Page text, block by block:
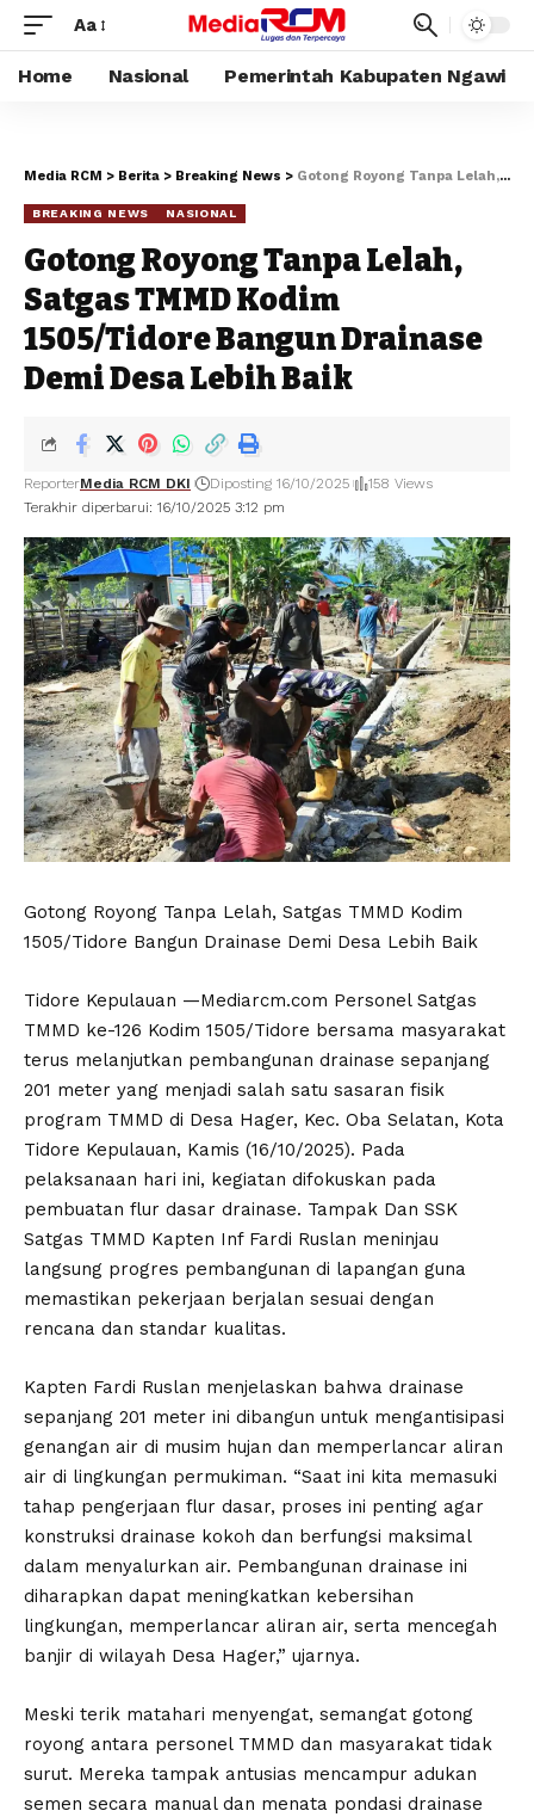
Aa
Home Nasional Pemerintah Kabupaten Ngawi
Media RCM > Berita > Breaking News > Gotong Royong Tanpa Lelah, Satgas TMMD Kodim 1505/Tidore Bangun Drainase Demi Desa Lebih Baik
BREAKING NEWS NASIONAL
Gotong Royong Tanpa Lelah,
Satgas TMMD Kodim
1505/Tidore Bangun Drainase
Demi Desa Lebih Baik
Terakhir diperbarui: 16/10/2025 3:12 pm
ReporterMedia RCM DKI Diposting 16/10/2025 158 Views
Gotong Royong Tanpa Lelah, Satgas TMMD Kodim
1505/Tidore Bangun Drainase Demi Desa Lebih Baik
Tidore Kepulauan —Mediarcm.com Personel Satgas
TMMD ke-126 Kodim 1505/Tidore bersama masyarakat
terus melanjutkan pembangunan drainase sepanjang
201 meter yang menjadi salah satu sasaran fisik
program TMMD di Desa Hager, Kec. Oba Selatan, Kota
Tidore Kepulauan, Kamis (16/10/2025). Pada
pelaksanaan hari ini, kegiatan difokuskan pada
pembuatan flur dasar drainase. Tampak Dan SSK
Satgas TMMD Kapten Inf Fardi Ruslan meninjau
langsung progres pembangunan di lapangan guna
memastikan pekerjaan berjalan sesuai dengan
rencana dan standar kualitas.
Kapten Fardi Ruslan menjelaskan bahwa drainase
sepanjang 201 meter ini dibangun untuk mengantisipasi
genangan air di musim hujan dan memperlancar aliran
air di lingkungan permukiman. “Saat ini kita memasuki
tahap pengerjaan flur dasar, proses ini penting agar
konstruksi drainase kokoh dan berfungsi maksimal
dalam menyalurkan air. Pembangunan drainase ini
diharapkan dapat meningkatkan kebersihan
lingkungan, memperlancar aliran air, serta mencegah
banjir di wilayah Desa Hager,” ujarnya.
Meski terik matahari menyengat, semangat gotong
royong antara personel TMMD dan masyarakat tidak
surut. Mereka tampak antusias mencampur adukan
semen secara manual dan menata pondasi drainase